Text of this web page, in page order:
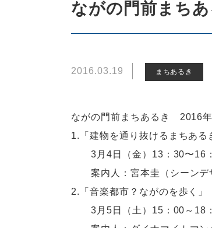
ながの門前まち
2016.03.19 まちあるき
ながの門前まちあるき 2016
1.「建物を通り抜けるまちある
3月4日（金）13：30〜16
案内人：宮本圭（シーンデ
2.「音楽都市？ながのを歩く」
3月5日（土）15：00～18